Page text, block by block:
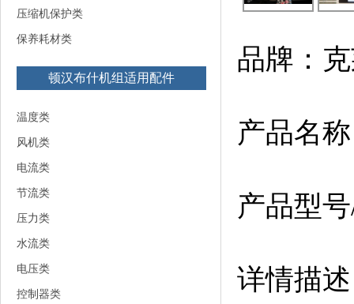
压缩机保护类
保养耗材类
顿汉布什机组适用配件
温度类
风机类
电流类
节流类
压力类
水流类
电压类
控制器类
品牌：
产品名
产品型
详情描